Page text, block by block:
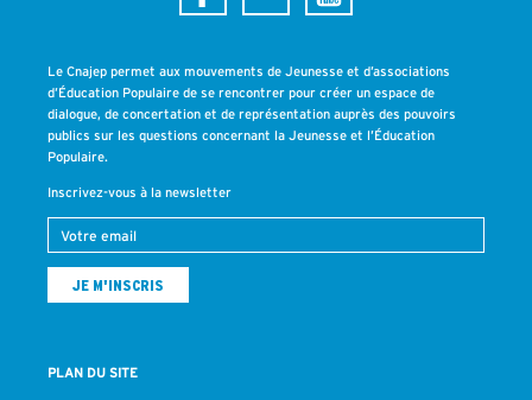
Le Cnajep permet aux mouvements de Jeunesse et d’associations
d’Éducation Populaire de se rencontrer pour créer un espace de
dialogue, de concertation et de représentation auprès des pouvoirs
publics sur les questions concernant la Jeunesse et l’Éducation
Populaire.
Inscrivez-vous à la newsletter
PLAN DU SITE